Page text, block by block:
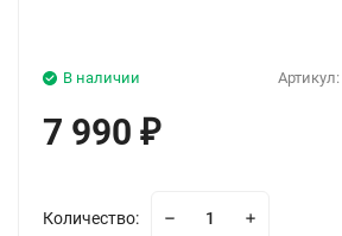
Артикул:
В наличии
7 990 ₽
Количество: